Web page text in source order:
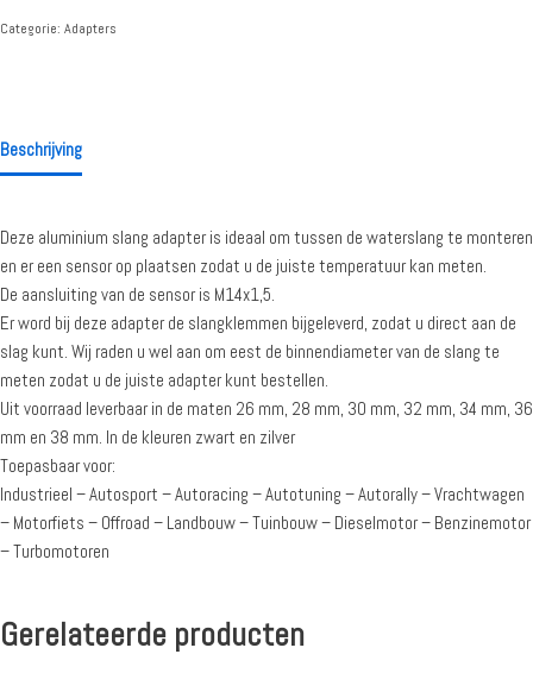
Categorie: Adapters
Beschrijving
Deze aluminium slang adapter is ideaal om tussen de waterslang te monteren
en er een sensor op plaatsen zodat u de juiste temperatuur kan meten.
De aansluiting van de sensor is M14x1,5.
Er word bij deze adapter de slangklemmen bijgeleverd, zodat u direct aan de
slag kunt. Wij raden u wel aan om eest de binnendiameter van de slang te
meten zodat u de juiste adapter kunt bestellen.
Uit voorraad leverbaar in de maten 26 mm, 28 mm, 30 mm, 32 mm, 34 mm, 36
mm en 38 mm. In de kleuren zwart en zilver
Toepasbaar voor:
Industrieel – Autosport – Autoracing – Autotuning – Autorally – Vrachtwagen
– Motorfiets – Offroad – Landbouw – Tuinbouw – Dieselmotor – Benzinemotor
– Turbomotoren
Gerelateerde producten